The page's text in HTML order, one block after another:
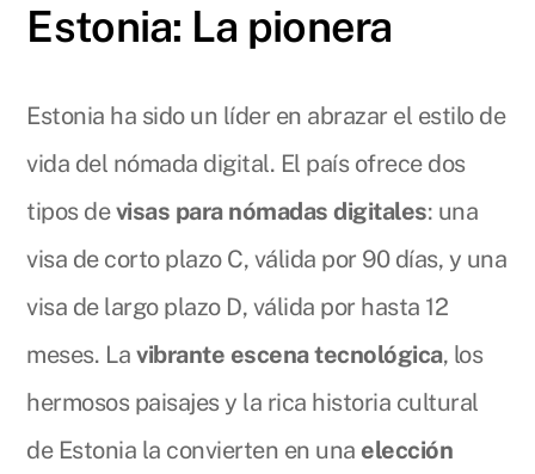
Estonia: La pionera
Estonia ha sido un líder en abrazar el estilo de
vida del nómada digital. El país ofrece dos
tipos devisas para nómadas digitales: una
visa de corto plazo C, válida por 90 días, y una
visa de largo plazo D, válida por hasta 12
meses. Lavibrante escena tecnológica, los
hermosos paisajes y la rica historia cultural
de Estonia la convierten en una elección